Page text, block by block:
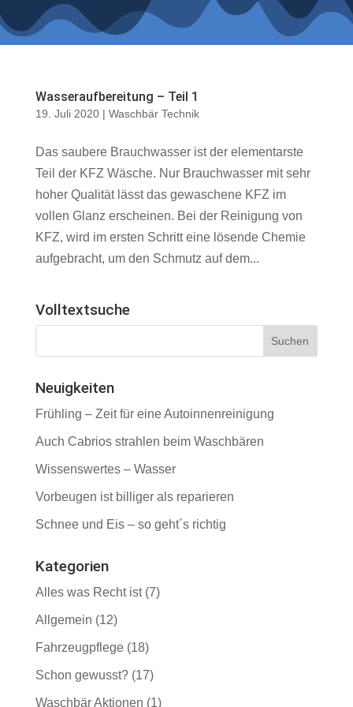
Wasseraufbereitung – Teil 1
19. Juli 2020| Waschbär Technik
Das saubere Brauchwasser ist der elementarste
Teil der KFZ Wäsche. Nur Brauchwasser mit sehr
hoher Qualität lässt das gewaschene KFZ im
vollen Glanz erscheinen. Bei der Reinigung von
KFZ, wird im ersten Schritt eine lösende Chemie
aufgebracht, um den Schmutz auf dem...
Volltextsuche
Neuigkeiten
Frühling – Zeit für eine Autoinnenreinigung
Auch Cabrios strahlen beim Waschbären
Wissenswertes – Wasser
Vorbeugen ist billiger als reparieren
Schnee und Eis – so geht´s richtig
Kategorien
Alles was Recht ist(7)
Allgemein (12)
Fahrzeugpflege(18)
Schon gewusst?(17)
Waschbär Aktionen (1)